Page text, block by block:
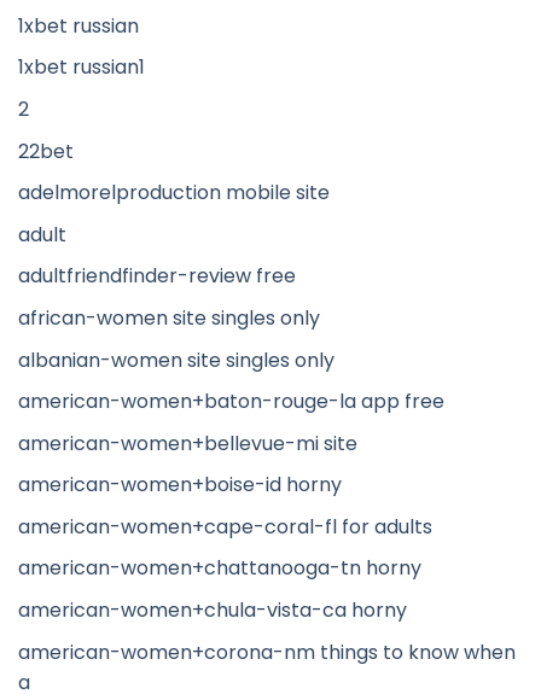
1xbet russian
1xbet russian1
2
22bet
adelmorelproduction mobile site
adult
adultfriendfinder-review free
african-women site singles only
albanian-women site singles only
american-women+baton-rouge-la app free
american-women+bellevue-mi site
american-women+boise-id horny
american-women+cape-coral-fl for adults
american-women+chattanooga-tn horny
american-women+chula-vista-ca horny
american-women+corona-nm things to know when
a